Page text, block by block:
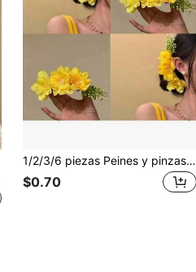
1/2/3/6 piezas Peines y pinzas para el cabello con diseño floral elegante, accesorios para el cabello minimalistas y de moda, adecuados para el uso diario de las mujeres, casual, ir al trabajo, vacaciones, combinar con atuendos y fotografía, nuevas llegadas de primavera/verano
$0.70